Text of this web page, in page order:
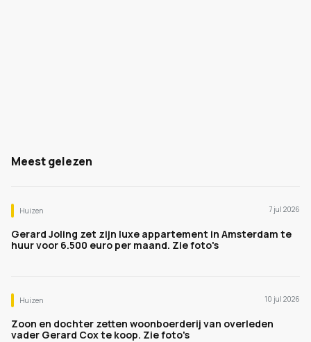
Meest gelezen
Huizen 7 jul 2026
Gerard Joling zet zijn luxe appartement in Amsterdam te
huur voor 6.500 euro per maand. Zie foto's
Huizen 10 jul 2026
Zoon en dochter zetten woonboerderij van overleden
vader Gerard Cox te koop. Zie foto's